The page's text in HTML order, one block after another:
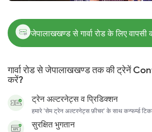
जेपालाखखण्ड से गार्वा रोड के लिए
गार्वा रोड से जेपालाखखण्ड तक की ट्रेनें
करें?
ट्रेन अल्टरनेट्स व प्रिडिक्शन
हमारे 'सेम ट्रेन अल्टरनेट्स फ़ीचर' के साथ कन्फर्म्ड
सुरक्षित भुगतान